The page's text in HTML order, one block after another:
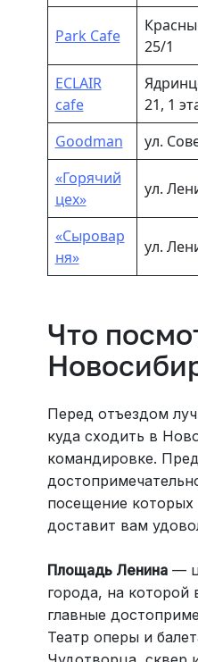
Park Cafe
25/1
ECLAIR
cafe
21, 1
Goodman ул.
«Горячий
цех»
ул.
«Сыровар
ня»
ул.
Что
Перед отъездом
куда сходить в
командировке.
посещение
доставит вам
Площадь Ленина—
города, на
главные
Театр оперы и